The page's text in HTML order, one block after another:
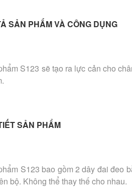
SẢN PHẨM VÀ CÔNG DỤNG
S123 sẽ tạo ra lực cản cho
SẢN PHẨM
S123 bao gồm 2 dây đai đeo
bộ. Không thể thay thế cho nhau.